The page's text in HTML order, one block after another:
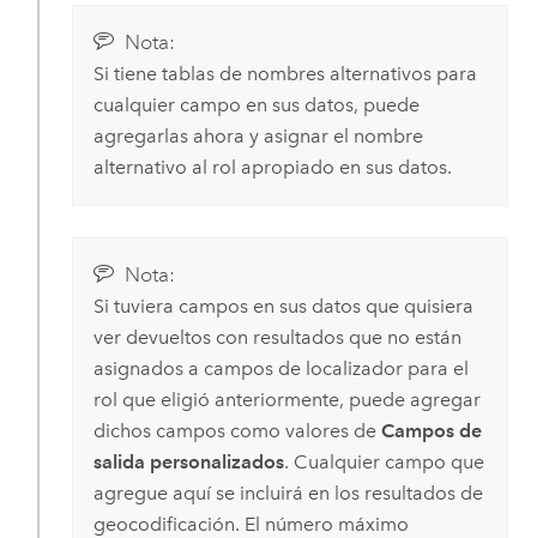
Nota:
Si tiene tablas de nombres alternativos para
cualquier campo en sus datos, puede
agregarlas ahora y asignar el nombre
alternativo al rol apropiado en sus datos.
Nota:
Si tuviera campos en sus datos que quisiera
ver devueltos con resultados que no están
asignados a campos de localizador para el
rol que eligió anteriormente, puede agregar
dichos campos como valores de Campos de
salida personalizados. Cualquier campo que
agregue aquí se incluirá en los resultados de
geocodificación. El número máximo